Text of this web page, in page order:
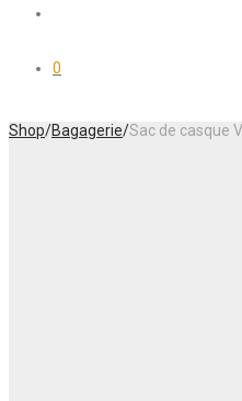
0
Shop/Bagagerie/Sac de casque